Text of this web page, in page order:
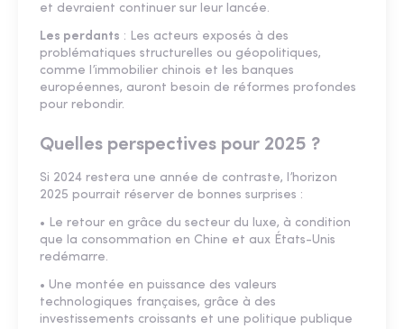
et devraient continuer sur leur lancée.
Les perdants : Les acteurs exposés à des
problématiques structurelles ou géopolitiques,
comme l’immobilier chinois et les banques
européennes, auront besoin de réformes profondes
pour rebondir.
Quelles perspectives pour 2025 ?
Si 2024 restera une année de contraste, l’horizon
2025 pourrait réserver de bonnes surprises :
• Le retour en grâce du secteur du luxe, à condition
que la consommation en Chine et aux États-Unis
redémarre.
• Une montée en puissance des valeurs
technologiques françaises, grâce à des
investissements croissants et une politique publique